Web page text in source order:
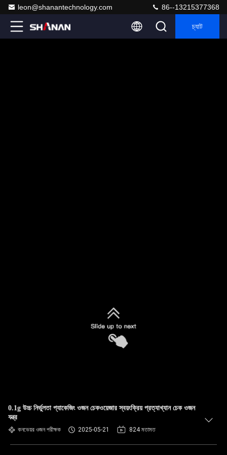
leon@shanantechnology.com 86--13215377368
চ্যাট
0.1g উচ্চ নির্ভুলতা প্যাকেজিং ওজন চেকওয়েজার স্বয়ংক্রিয় প্রত্যাখ্যান চেক ওজন
যন্ত্র
কনভেয়র ওজন পরীক্ষক 2025-05-21 824 মতামত